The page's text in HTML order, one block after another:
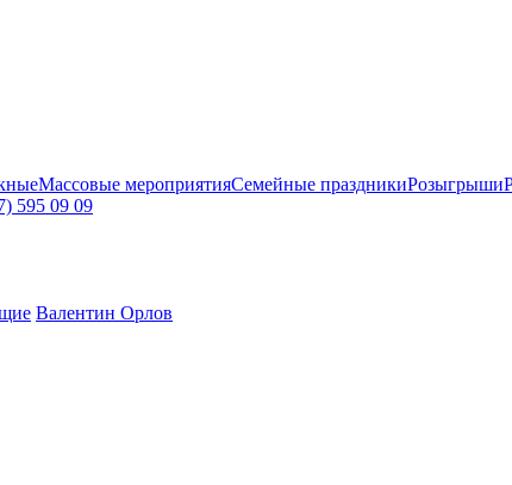
Массовые мероприятияСемейные праздникиРозыгрыши
595 09 09
Валентин Орлов